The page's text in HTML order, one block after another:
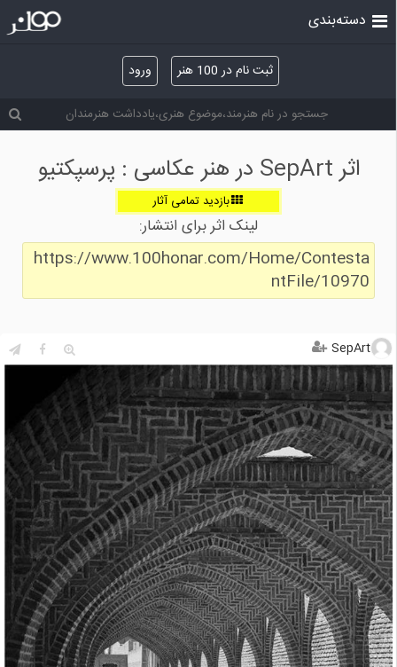
ثبت نام در 100 هنر ورود
دسته‌بندی
اثر SepArt در هنر عکاسی : پرسپكتيو
بازدید تمامی آثار
لینک اثر برای انتشار:
https://www.100honar.com/Home/Contesta
ntFile/10970
SepArt